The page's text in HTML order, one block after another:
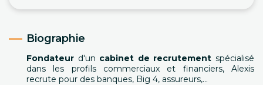
Biographie
Fondateur d'un cabinet de recrutementspécialisé
dans les profils commerciaux et financiers, Alexis
recrute pour des banques, Big 4, assureurs,...